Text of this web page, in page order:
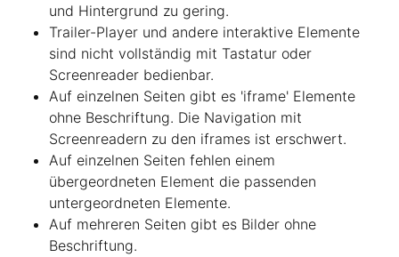
und Hintergrund zu gering.
Trailer-Player und andere interaktive Elemente
sind nicht vollständig mit Tastatur oder
Screenreader bedienbar.
Auf einzelnen Seiten gibt es 'iframe' Elemente
ohne Beschriftung. Die Navigation mit
Screenreadern zu den iframes ist erschwert.
Auf einzelnen Seiten fehlen einem
übergeordneten Element die passenden
untergeordneten Elemente.
Auf mehreren Seiten gibt es Bilder ohne
Beschriftung.